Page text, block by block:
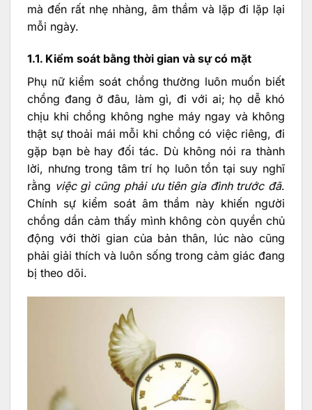
mà đến rất nhẹ nhàng, âm thầm và lặp đi lặp lại
mỗi ngày.
1.1. Kiểm soát bằng thời gian và sự có mặt
Phụ nữ kiểm soát chồng thường luôn muốn biết
chồng đang ở đâu, làm gì, đi với ai; họ dễ khó
chịu khi chồng không nghe máy ngay và không
thật sự thoải mái mỗi khi chồng có việc riêng, đi
gặp bạn bè hay đối tác. Dù không nói ra thành
lời, nhưng trong tâm trí họ luôn tồn tại suy nghĩ
rằng việc gì cũng phải ưu tiên gia đình trước đã.
Chính sự kiểm soát âm thầm này khiến người
chồng dần cảm thấy mình không còn quyền chủ
động với thời gian của bản thân, lúc nào cũng
phải giải thích và luôn sống trong cảm giác đang
bị theo dõi.